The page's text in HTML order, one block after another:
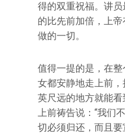
得的双重祝福。讲
的比先前加倍，上
做的一切。
值得一提的是，在
女都安静地走上前
英尺远的地方就能
上前祷告说：“我们
切必须归还，而且